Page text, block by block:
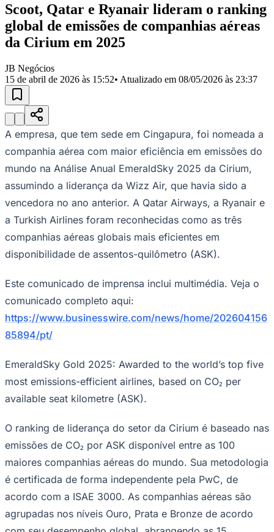
Selecione sua regiãoPara notícias da sua região
AldeiaAldeia da SerraAldeia de Barueri
JubranBelvalBethaville Boa
RegiãoCotiaCruz Preta
MilitarItapeviJandiraJardim AudirJardim BelvalJardim
EsperançaJardim Graziela
JulioJardim Líbano
MutingaJardim Paraíso
LuísJardim São PedroJardim São SilvestreJardim SilveiraJardim
TupãJardim Tupanci MutingaNova AldeinhaOsasco Parque dos
Camargos
do Bom JesusRecanto PhrynéaSantana de
ParnaíbaSilveiraTamboréVale do SolVila Barros Vila Boa Vista
do Conde
Vila Engenho Novo Vila MárciaVila Nossa Sra. da
EscadaVila Porto Votupoca
Para Sua Empresa
Anuncie no Portal
Divulgar VagasNovo
Negócios Regionais
Turismo
Segurança Regional
Hospitais Estaduais
Parques & Represas
Santana de ParnaíbaOsascoCarapicuíbaJandiraItapeviCotiaPirapora
do Bom Jesus Araçariguama Cajamar Caieiras
Franco da
Rocha Francisco MoratoTaboão da SerraEmbu das Artes São Roque
Para Sua Empresa
Guia de Empresas
Vagas na RegiãoNovo
Hub de Negócios
Guia Comercial
Selo Verificado
Portal Educacional
Vagas de Emprego
Concursos
Scoot, Qatar e Ryanair lideram o ranking
global de emissões de companhias aéreas
da Cirium em 2025
JB Negócios
15 de abril de 2026 às 15:52• Atualizado em 08/05/2026 às 23:37
A empresa, que tem sede em Cingapura, foi nomeada a
companhia aérea com maior eficiência em emissões do
mundo na Análise Anual EmeraldSky 2025 da Cirium,
assumindo a liderança da Wizz Air, que havia sido a
vencedora no ano anterior. A Qatar Airways, a Ryanair e
a Turkish Airlines foram reconhecidas como as três
companhias aéreas globais mais eficientes em
disponibilidade de assentos-quilômetro (ASK).
Este comunicado de imprensa inclui multimédia. Veja o
comunicado completo aqui:
https://www.businesswire.com/news/home/202604156
85894/pt/
EmeraldSky Gold 2025: Awarded to the world’s top five
most emissions-efficient airlines, based on CO₂ per
available seat kilometre (ASK).
O ranking de liderança do setor da Cirium é baseado nas
emissões de CO₂ por ASK disponível entre as 100
maiores companhias aéreas do mundo. Sua metodologia
é certificada de forma independente pela PwC, de
acordo com a ISAE 3000. As companhias aéreas são
agrupadas nos níveis Ouro, Prata e Bronze de acordo